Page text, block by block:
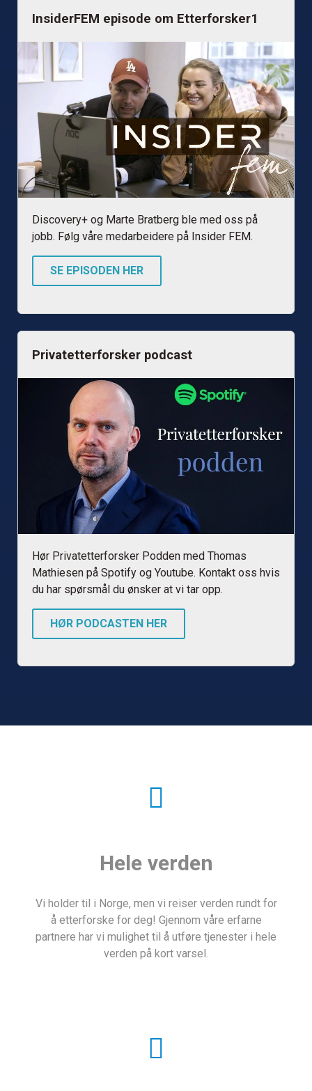
InsiderFEM episode om Etterforsker1
Discovery+ og Marte Bratberg ble med oss på
jobb. Følg våre medarbeidere på Insider FEM.
SE EPISODEN HER
Privatetterforsker podcast
Hør Privatetterforsker Podden med Thomas
Mathiesen på Spotify og Youtube. Kontakt oss hvis
du har spørsmål du ønsker at vi tar opp.
HØR PODCASTEN HER
Hele verden
Vi holder til i Norge, men vi reiser verden rundt for
å etterforske for deg! Gjennom våre erfarne
partnere har vi mulighet til å utføre tjenester i hele
verden på kort varsel.